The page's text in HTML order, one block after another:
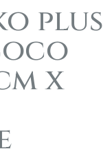
plus
x